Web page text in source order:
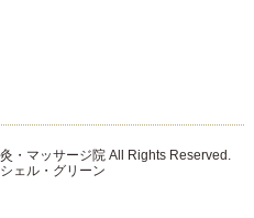
・マッサージ院 All Rights Reserved.
ェル・グリーン